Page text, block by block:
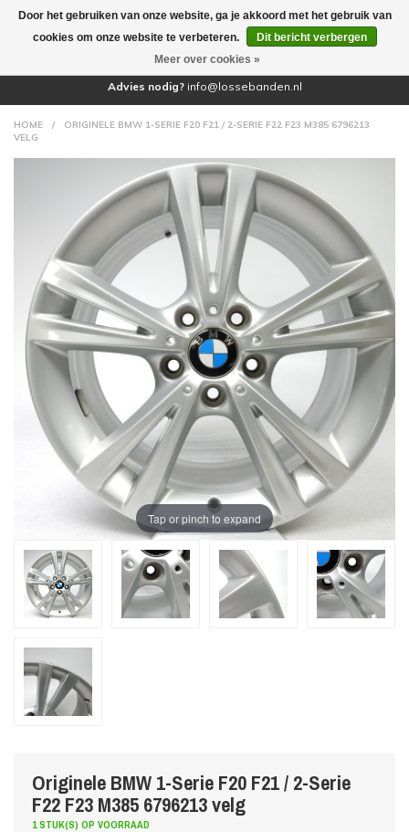
(0)
Advies nodig? info@lossebanden.nl
HOME /
ORIGINELE BMW 1-SERIE F20 F21 / 2-SERIE F22 F23 M385 6796213
VELG
Tap or pinch to expand
Originele BMW 1-Serie F20 F21 / 2-Serie
F22 F23 M385 6796213 velg
1 STUK(S) OP VOORRAAD
Door het gebruiken van onze website, ga je akkoord met het gebruik van
cookies om onze website te verbeteren.
Dit bericht verbergen
Meer over cookies »